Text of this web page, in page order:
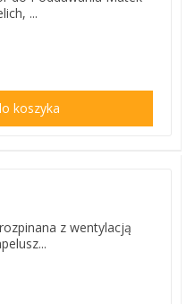
...
koszyka
z wentylacją